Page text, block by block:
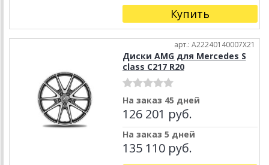
Купить
арт.: A22240140007X21
Диски AMG для Mercedes S
class C217 R20
На заказ 45 дней
126 201 руб.
На заказ 5 дней
135 110 руб.